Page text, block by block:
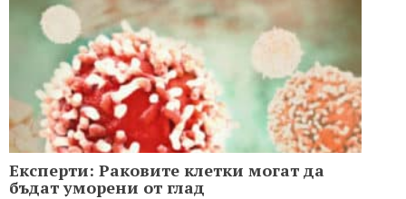
Експерти: Раковите клетки могат да
бъдат уморени от глад